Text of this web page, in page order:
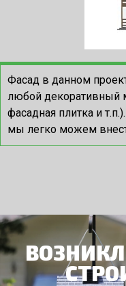
Фасад в данном
любой декоративный
фасадная плитка и
мы легко можем